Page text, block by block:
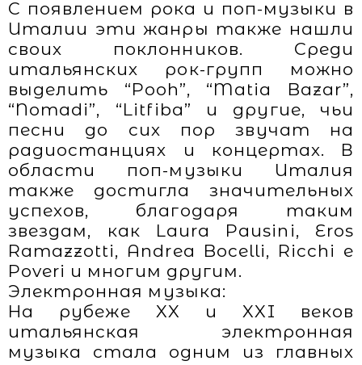
С появлением рока и поп-музыки в
Италии эти жанры также нашли
своих поклонников. Среди
итальянских рок-групп можно
выделить “Pooh”, “Matia Bazar”,
“Nomadi”, “Litfiba” и другие, чьи
песни до сих пор звучат на
радиостанциях и концертах. В
области поп-музыки Италия
также достигла значительных
успехов, благодаря таким
звездам, как Laura Pausini, Eros
Ramazzotti, Andrea Bocelli, Ricchi e
Poveri и многим другим.
Электронная музыка:
На рубеже XX и XXI веков
итальянская электронная
музыка стала одним из главных